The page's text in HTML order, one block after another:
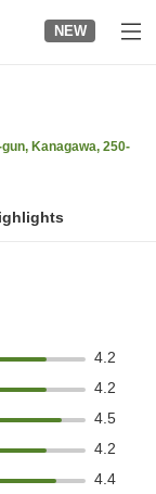
NEW
Kanagawa, 250-
4.2
4.2
4.5
4.2
4.4